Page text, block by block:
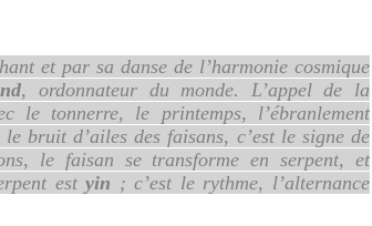
et par sa danse de l’harmonie cosmique
, ordonnateur du monde. L’appel de la
le tonnerre, le printemps, l’ébranlement
bruit d’ailes des faisans, c’est le signe de
le faisan se transforme en serpent, et
estyin ; c’est le rythme, l’alternance